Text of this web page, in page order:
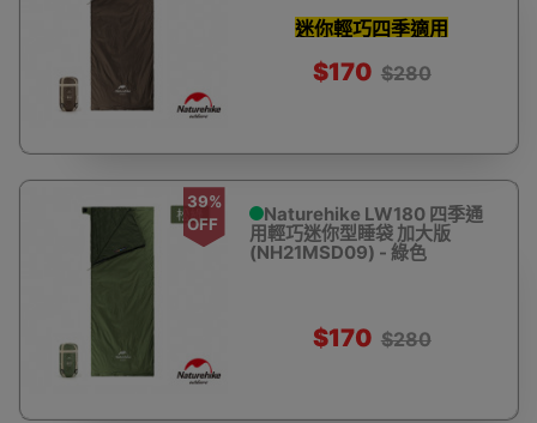
迷你輕巧四季適用
$170 $280
39%
OFF
Naturehike LW180 四季通
用輕巧迷你型睡袋 加大版
(NH21MSD09) - 綠色
$170 $280